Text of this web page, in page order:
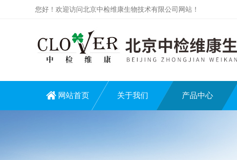
您好！欢迎访问北京中检维康生物技术有限公司网站！
网站首页 关于我们 产品中心